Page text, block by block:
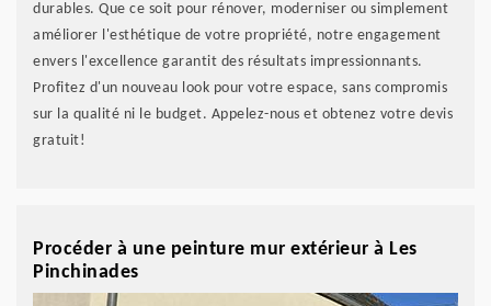
durables. Que ce soit pour rénover, moderniser ou simplement
améliorer l'esthétique de votre propriété, notre engagement
envers l'excellence garantit des résultats impressionnants.
Profitez d'un nouveau look pour votre espace, sans compromis
sur la qualité ni le budget. Appelez-nous et obtenez votre devis
gratuit!
Procéder à une peinture mur extérieur à Les
Pinchinades